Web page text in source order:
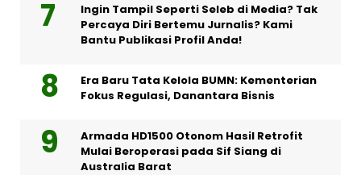
Ingin Tampil Seperti Seleb di Media? Tak
Percaya Diri Bertemu Jurnalis? Kami
Bantu Publikasi Profil Anda!
Era Baru Tata Kelola BUMN: Kementerian
Fokus Regulasi, Danantara Bisnis
Armada HD1500 Otonom Hasil Retrofit
Mulai Beroperasi pada Sif Siang di
Australia Barat